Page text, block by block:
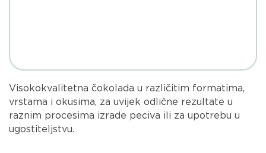
Visokokvalitetna čokolada u različitim formatima,
vrstama i okusima, za uvijek odlične rezultate u
raznim procesima izrade peciva ili za upotrebu u
ugostiteljstvu.